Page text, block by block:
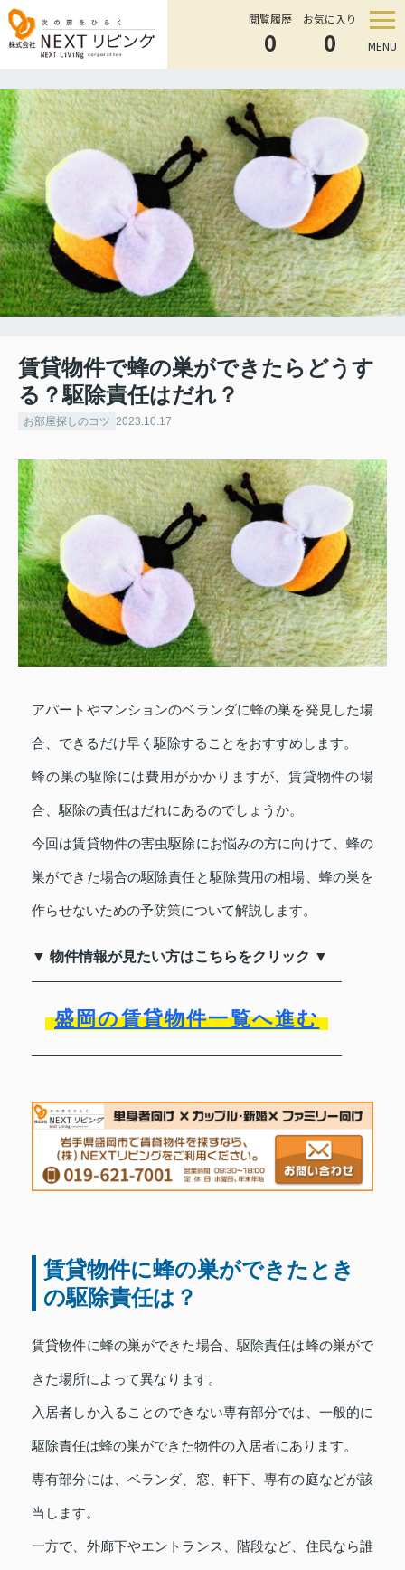
閲覧履歴
0
お気に入り
0 MENU
賃貸物件で蜂の巣ができたらどうす
る？駆除責任はだれ？
お部屋探しのコツ 2023.10.17
アパートやマンションのベランダに蜂の巣を発見した場
合、できるだけ早く駆除することをおすすめします。
蜂の巣の駆除には費用がかかりますが、賃貸物件の場
合、駆除の責任はだれにあるのでしょうか。
今回は賃貸物件の害虫駆除にお悩みの方に向けて、蜂の
巣ができた場合の駆除責任と駆除費用の相場、蜂の巣を
作らせないための予防策について解説します。
▼ 物件情報が見たい方はこちらをクリック ▼
盛岡の賃貸物件一覧へ進む
賃貸物件に蜂の巣ができたとき
の駆除責任は？
賃貸物件に蜂の巣ができた場合、駆除責任は蜂の巣がで
きた場所によって異なります。
入居者しか入ることのできない専有部分では、一般的に
駆除責任は蜂の巣ができた物件の入居者にあります。
専有部分には、ベランダ、窓、軒下、専有の庭などが該
当します。
一方で、外廊下やエントランス、階段など、住民なら誰